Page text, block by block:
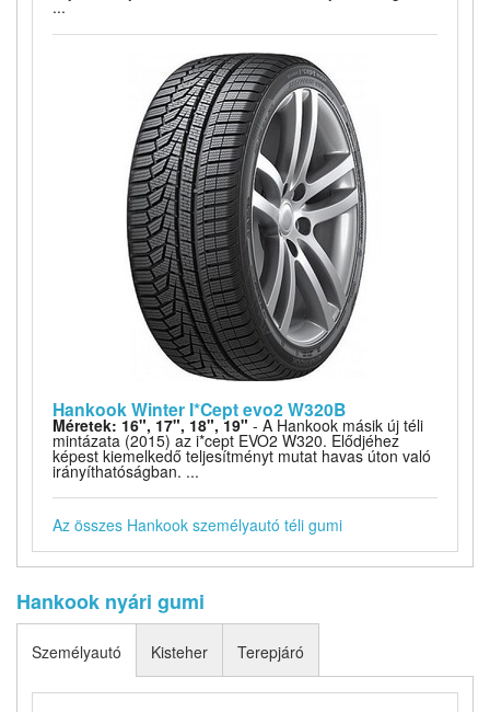
...
Hankook Winter I*Cept evo2 W320B
Méretek: 16", 17", 18", 19" - A Hankook másik új téli
mintázata (2015) az i*cept EVO2 W320. Elődjéhez
képest kiemelkedő teljesítményt mutat havas úton való
irányíthatóságban. ...
Az összes Hankook személyautó téli gumi
Hankook nyári gumi
Személyautó Kisteher Terepjáró